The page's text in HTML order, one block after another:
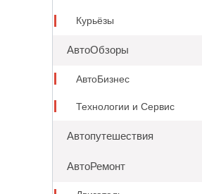
Курьёзы
АвтоОбзоры
АвтоБизнес
Технологии и Сервис
Автопутешествия
АвтоРемонт